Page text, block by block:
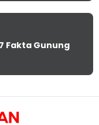
Fakta Gunung